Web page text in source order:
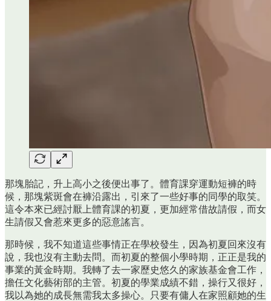
那塊胎記，升上高小之後便出事了。體育課穿運動短褲的時
候，那塊紫斑會在褲沿露出，引來了一些好事的同學的取笑。
這令本來已經討厭上體育課的初夏，更加經常借故請假，而女
生請假又會惹來更多的惡意謠言。
那時候，我不知道這些事情正在學校發生，因為初夏回來沒有
說，我也沒有主動去問。而初夏的整個小學時期，正正是我的
事業的黃金時期。我轉了去一家歷史悠久的家族基金會工作，
擔任文化藝術部的主管。初夏的學業成績不錯，操行又很好，
我以為她的成長無需我太多操心。只要有傭人在家照顧她的生